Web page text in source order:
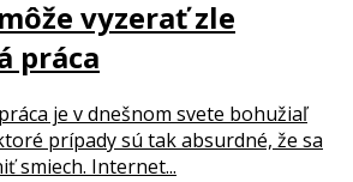
vyzerať zle
práca
je v dnešnom svete bohužiaľ
prípady sú tak absurdné, že sa
smiech. Internet...